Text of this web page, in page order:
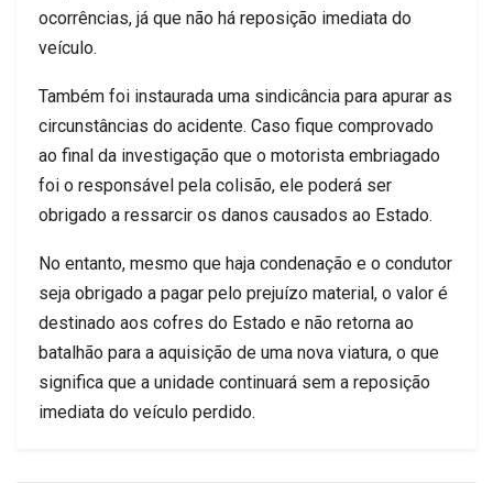
ocorrências, já que não há reposição imediata do
veículo.
Também foi instaurada uma sindicância para apurar as
circunstâncias do acidente. Caso fique comprovado
ao final da investigação que o motorista embriagado
foi o responsável pela colisão, ele poderá ser
obrigado a ressarcir os danos causados ao Estado.
No entanto, mesmo que haja condenação e o condutor
seja obrigado a pagar pelo prejuízo material, o valor é
destinado aos cofres do Estado e não retorna ao
batalhão para a aquisição de uma nova viatura, o que
significa que a unidade continuará sem a reposição
imediata do veículo perdido.